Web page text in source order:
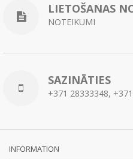
LIETOŠANAS
NOTEIKUMI
SAZINĀTIES
+371 28333348,
INFORMATION